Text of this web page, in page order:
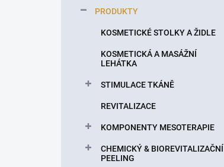
PRODUKTY
KOSMETICKÉ STOLKY A ŽIDLE
KOSMETICKÁ A MASÁŽNÍ
LEHÁTKA
STIMULACE TKÁNĚ
REVITALIZACE
KOMPONENTY MESOTERAPIE
CHEMICKÝ & BIOREVITALIZAČNÍ
PEELING